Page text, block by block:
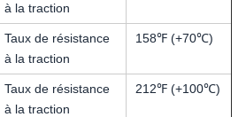
à la traction
Taux de résistance
à la traction
158℉ (+70℃)
Taux de résistance
à la traction
212℉ (+100℃)